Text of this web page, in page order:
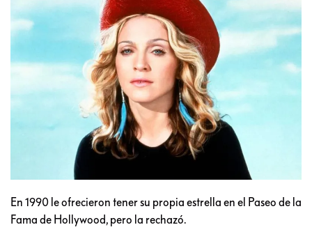
En 1990 le ofrecieron tener su propia estrella en el Paseo de la
Fama de Hollywood, pero la rechazó.